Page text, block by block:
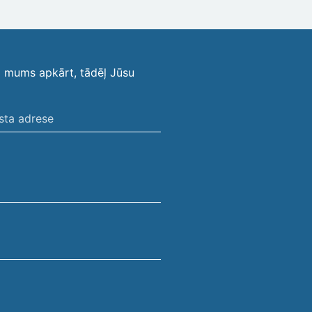
apkārt, tādēļ Jūsu